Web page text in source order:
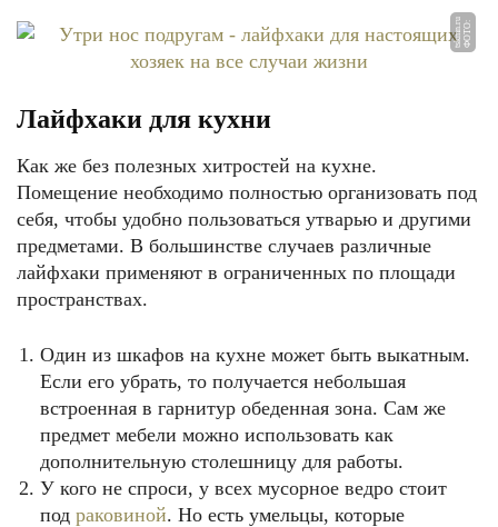
Ф
О
Т
О:
t
s
k
m
n.
r
u
Лайфхаки для кухни
Как же без полезных хитростей на кухне.
Помещение необходимо полностью организовать под
себя, чтобы удобно пользоваться утварью и другими
предметами. В большинстве случаев различные
лайфхаки применяют в ограниченных по площади
пространствах.
Один из шкафов на кухне может быть выкатным.
Если его убрать, то получается небольшая
встроенная в гарнитур обеденная зона. Сам же
предмет мебели можно использовать как
дополнительную столешницу для работы.
У кого не спроси, у всех мусорное ведро стоит
под раковиной. Но есть умельцы, которые